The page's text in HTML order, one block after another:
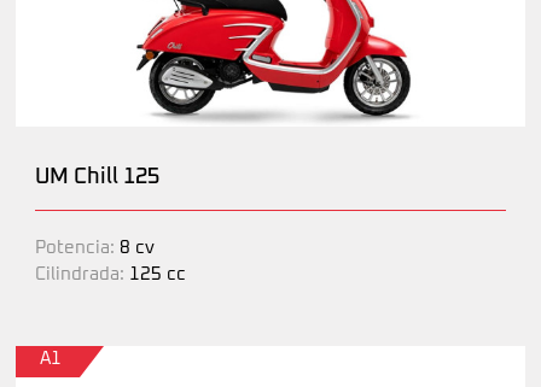
UM Chill 125
Potencia: 8 cv
Cilindrada: 125 cc
A1